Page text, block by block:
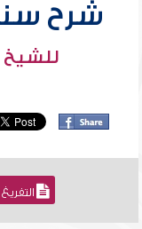
شرح سنن
للشيخ